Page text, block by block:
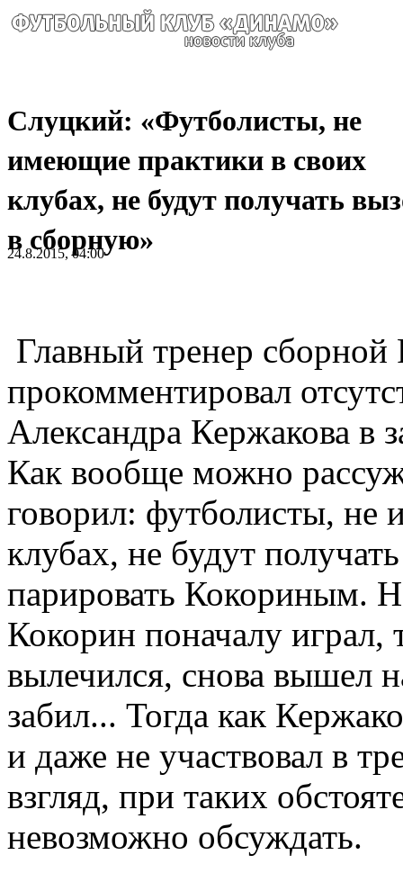
Слуцкий: «Футболисты, не
имеющие практики в своих
клубах, не будут получать
в сборную»
24.8.2015, 04:00
Главный тренер
прокомментировал
Александра Кержакова в
Как вообще можно
говорил: футболисты, не
клубах, не будут
парировать Кокориным.
Кокорин поначалу играл,
вылечился, снова вышел
забил... Тогда как
и даже не участвовал в
взгляд, при таких
невозможно обсуждать.